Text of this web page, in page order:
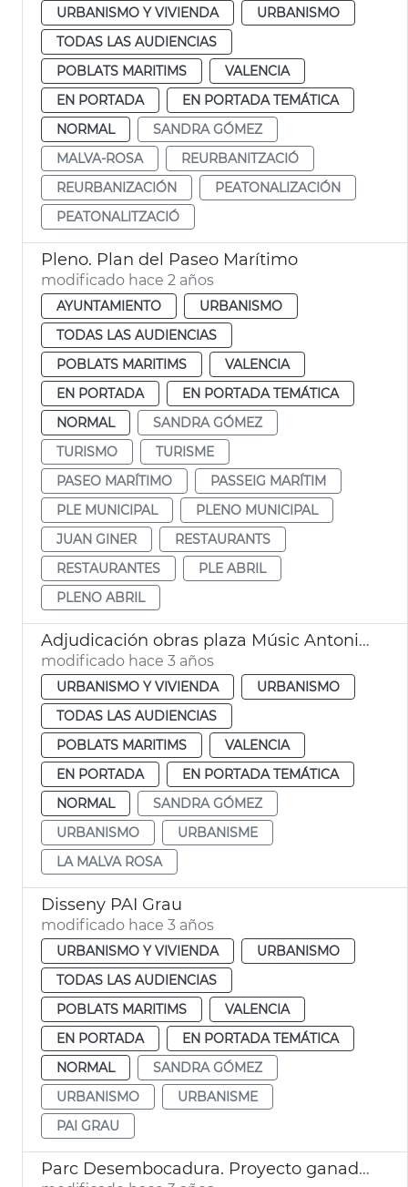
URBANISMO Y VIVIENDA
URBANISMO
TODAS LAS AUDIENCIAS
POBLATS MARITIMS
VALENCIA
EN PORTADA
EN PORTADA TEMÁTICA
NORMAL
SANDRA GÓMEZ
MALVA-ROSA
REURBANITZACIÓ
REURBANIZACIÓN
PEATONALIZACIÓN
PEATONALITZACIÓ
Pleno. Plan del Paseo Marítimo
modificado hace 2 años
AYUNTAMIENTO
URBANISMO
TODAS LAS AUDIENCIAS
POBLATS MARITIMS
VALENCIA
EN PORTADA
EN PORTADA TEMÁTICA
NORMAL
SANDRA GÓMEZ
TURISMO
TURISME
PASEO MARÍTIMO
PASSEIG MARÍTIM
PLE MUNICIPAL
PLENO MUNICIPAL
JUAN GINER
RESTAURANTS
RESTAURANTES
PLE ABRIL
PLENO ABRIL
Adjudicación obras plaza Músic Antoni Eiximeno
modificado hace 3 años
URBANISMO Y VIVIENDA
URBANISMO
TODAS LAS AUDIENCIAS
POBLATS MARITIMS
VALENCIA
EN PORTADA
EN PORTADA TEMÁTICA
NORMAL
SANDRA GÓMEZ
URBANISMO
URBANISME
LA MALVA ROSA
Disseny PAI Grau
modificado hace 3 años
URBANISMO Y VIVIENDA
URBANISMO
TODAS LAS AUDIENCIAS
POBLATS MARITIMS
VALENCIA
EN PORTADA
EN PORTADA TEMÁTICA
NORMAL
SANDRA GÓMEZ
URBANISMO
URBANISME
PAI GRAU
Parc Desembocadura. Proyecto ganador